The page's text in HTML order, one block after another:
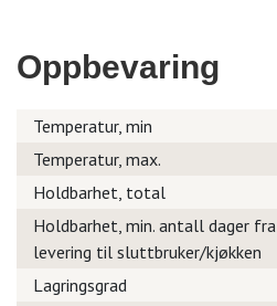
Oppbevaring
Temperatur, min
Temperatur, max.
Holdbarhet, total
Holdbarhet, min. antall dager fra
levering til sluttbruker/kjøkken
Lagringsgrad